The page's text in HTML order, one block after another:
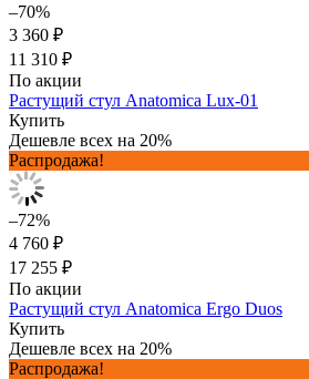
–70%
3 360 ₽
11 310 ₽
По акции
Растущий стул Anatomica Lux-01
Купить
Дешевле всех на 20%
Распродажа!
–72%
4 760 ₽
17 255 ₽
По акции
Растущий стул Anatomica Ergo Duos
Купить
Дешевле всех на 20%
Распродажа!